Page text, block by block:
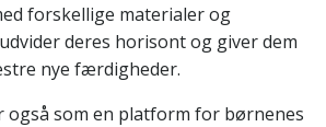
forskellige materialer og
deres horisont og giver dem
nye færdigheder.
også som en platform for børnenes